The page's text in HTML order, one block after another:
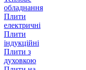
обладнання
Плити
електричні
Плити
індукційні
Плити з
духовкою